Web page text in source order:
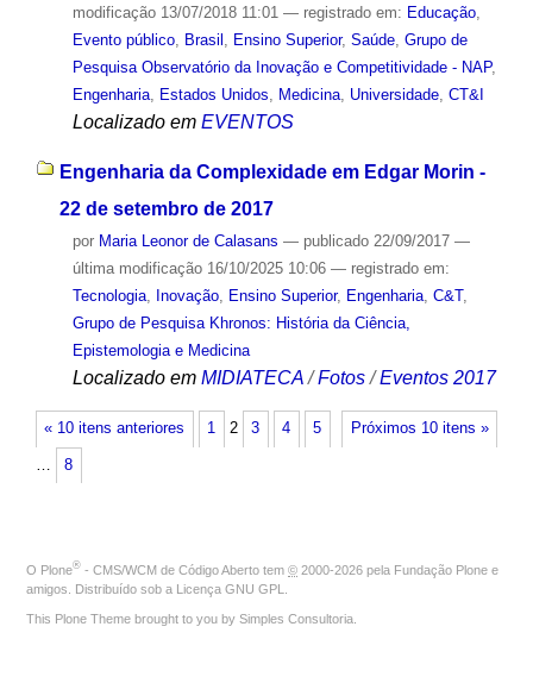
modificação13/07/2018 11:01 — registrado em: Educação,
Evento público, Brasil Ensino Superior, Saúde, Grupo de
Pesquisa Observatório da Inovação e Competitividade - NAP,
Engenharia, Estados Unidos Medicina, Universidade, CT&I
Localizado em EVENTOS
Engenharia da Complexidade em Edgar Morin -
22 de setembro de 2017
por Maria Leonor de Calasans — publicado22/09/2017 —
última modificação16/10/2025 10:06 — registrado em:
Tecnologia, Inovação, Ensino Superior, Engenharia, C&T,
Grupo de Pesquisa Khronos: História da Ciência,
Epistemologia e Medicina
Localizado em MIDIATECA /Fotos /Eventos 2017
« 10 itens anteriores Próximos 10 itens »
1 2 3 4 5
… 8
O Plone® - CMS/WCM de Código Aberto tem © 2000-2026 pela Fundação Plone e
amigos. Distribuído sob a Licença GNU GPL
This Plone Theme brought to you by Simples Consultoria